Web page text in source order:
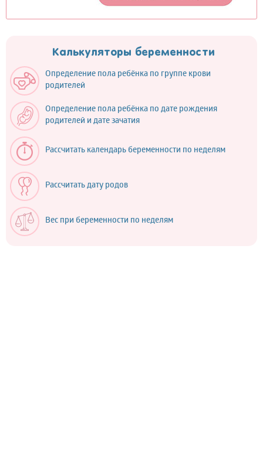
Калькуляторы беременности
Определение пола ребёнка по группе крови
родителей
Определение пола ребёнка по дате рождения
родителей и дате зачатия
Рассчитать календарь беременности по неделям
Рассчитать дату родов
Вес при беременности по неделям